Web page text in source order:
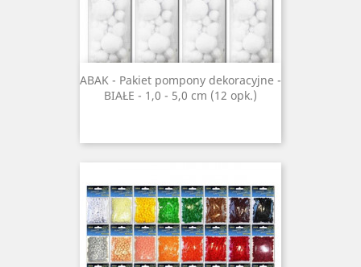
ABAK - Pakiet pompony dekoracyjne -
BIAŁE - 1,0 - 5,0 cm (12 opk.)